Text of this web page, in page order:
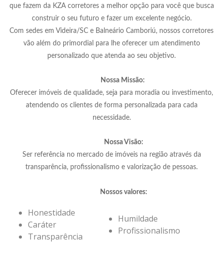
que fazem da KZA corretores a melhor opção para você que busca
construir o seu futuro e fazer um excelente negócio.
Com sedes em Videira/SC e Balneário Camboriú, nossos corretores
vão além do primordial para lhe oferecer um atendimento
personalizado que atenda ao seu objetivo.
Nossa Missão:
Oferecer imóveis de qualidade, seja para moradia ou investimento,
atendendo os clientes de forma personalizada para cada
necessidade.
Nossa Visão:
Ser referência no mercado de imóveis na região através da
transparência, profissionalismo e valorização de pessoas.
Nossos valores:
Honestidade
Caráter
Transparência
Humildade
Profissionalismo